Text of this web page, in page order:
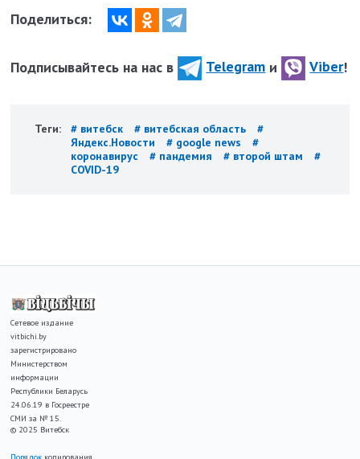
Поделиться:
Подписывайтесь на нас в Telegram и Viber!
Теги: # витебск # витебская область
#
Яндекс.Новости
# google news
#
коронавирус
# пандемия # второй штам
#
COVID-19
Сетевое издание
vitbichi.by
зарегистрировано
Министерством
информации
Республики Беларусь
24.06.19 в Госреестре
СМИ за № 15.
© 2025 Витебск